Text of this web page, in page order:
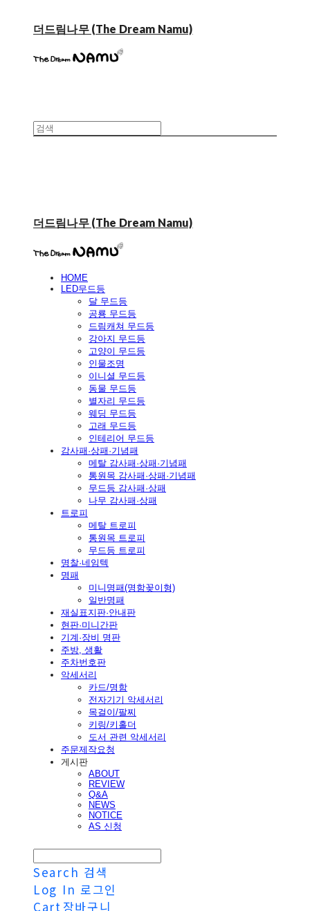
더드림나무 (The Dream Namu)
더드림나무 (The Dream Namu)
HOME
LED무드등
달 무드등
공룡 무드등
드림캐쳐 무드등
강아지 무드등
고양이 무드등
인물조명
이니셜 무드등
동물 무드등
별자리 무드등
웨딩 무드등
고래 무드등
인테리어 무드등
감사패·상패·기념패
메탈 감사패·상패·기념패
통원목 감사패·상패·기념패
무드등 감사패·상패
나무 감사패·상패
트로피
메탈 트로피
통원목 트로피
무드등 트로피
명찰·네임텍
명패
미니명패(명함꽂이형)
일반명패
재실표지판·안내판
현판·미니간판
기계·장비 명판
주방, 생활
주차번호판
악세서리
카드/명함
전자기기 악세서리
목걸이/팔찌
키링/키홀더
도서 관련 악세서리
주문제작요청
게시판
ABOUT
REVIEW
Q&A
NEWS
NOTICE
AS 신청
Search 검색
Log In 로그인
Cart 장바구니